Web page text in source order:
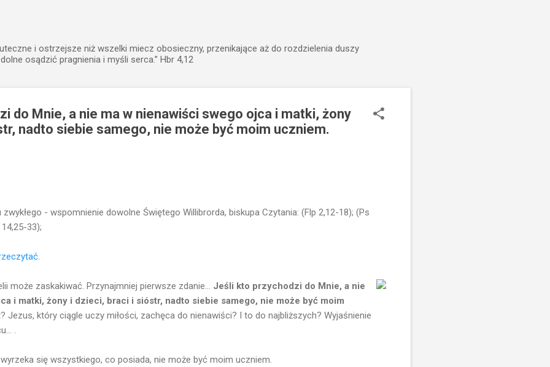
i ostrzejsze niż wszelki miecz obosieczny, przenikające aż do rozdzielenia duszy
osądzić pragnienia i myśli serca.” Hbr 4,12
do Mnie, a nie ma w nienawiści swego ojca i matki, żony
nadto siebie samego, nie może być moim uczniem.
- wspomnienie dowolne Świętego Willibrorda, biskupa Czytania: (Flp 2,12-18); (Ps
33);
może zaskakiwać. Przynajmniej pierwsze zdanie... Jeśli kto przychodzi do Mnie, a nie
i matki, żony i dzieci, braci i sióstr, nadto siebie samego, nie może być moim
Jezus, który ciągle uczy miłości, zachęca do nienawiści? I to do najbliższych? Wyjaśnienie
.
się wszystkiego, co posiada, nie może być moim uczniem.